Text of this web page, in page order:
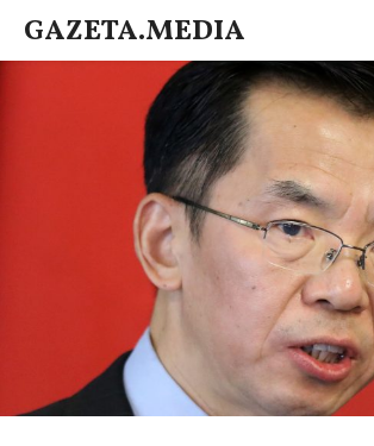
GAZETA.MEDIA